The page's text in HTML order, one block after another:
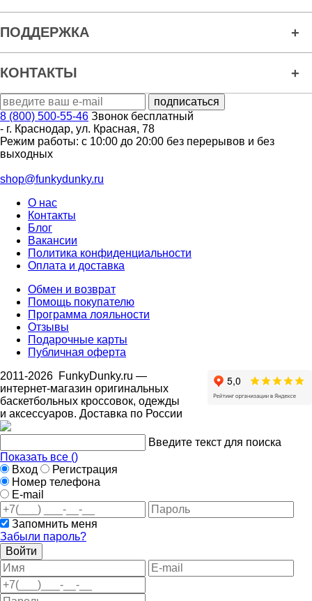
ПОДДЕРЖКА
КОНТАКТЫ
8 (800) 500-55-46 Звонок бесплатный
- г. Краснодар, ул. Красная, 78
Режим работы: с 10:00 до 20:00 без перерывов и без
выходных
shop@funkydunky.ru
О нас
Контакты
Блог
Вакансии
Политика конфиденциальности
Оплата и доставка
Обмен и возврат
Помощь покупателю
Программа лояльности
Отзывы
Подарочные карты
Публичная оферта
2011-2026 FunkyDunky.ru —
интернет-магазин оригинальных
баскетбольных кроссовок, одежды
и аксессуаров. Доставка по России
Введите текст для поиска
Показать все ()
Вход
Регистрация
Номер телефона
E-mail
Запомнить меня
Забыли пароль?
Войти